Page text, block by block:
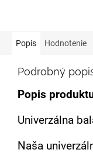
Popis Hodnotenie
Podrobný
Popis
Univerzálna
Naša